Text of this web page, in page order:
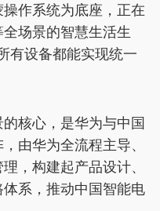
作系统为底座，正在
场景的智慧生活生
有设备都能实现统一
核心，是华为与中国
由华为全流程主导、
，构建起产品设计、
系，推动中国智能电